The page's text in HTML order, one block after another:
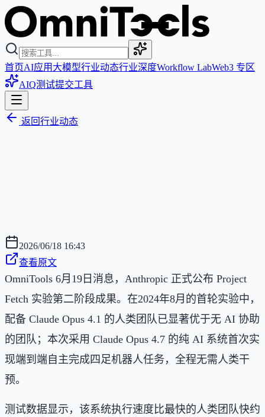
首页AI应用 大模型行业动态行业深度Workflow LabWeb3 专区
AIQ测试提交工具
返回行业动态
2026/06/18 16:43
查看原文
OmniTools 6月19日消息，Anthropic 正式公布 Project
Fetch 实验第二阶段成果。在2024年8月的首轮实验中，
配备 Claude Opus 4.1 的人类团队已显著优于无 AI 协助
的团队；本次采用 Claude Opus 4.7 的纯 AI 系统首次实
现端到端自主完成四足机器人任务，全程无需人类干
预。
测试数据显示，该系统执行速度比最快的人类团队快约